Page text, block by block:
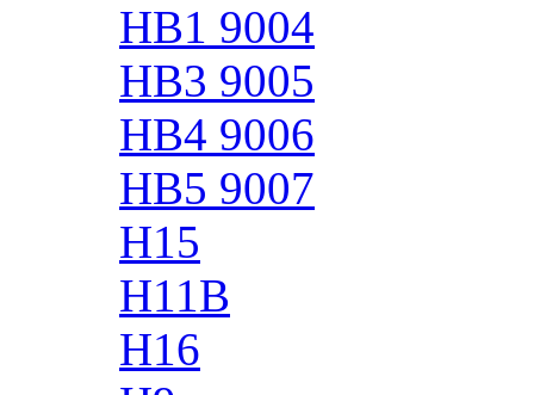
HB1 9004
HB3 9005
HB4 9006
HB5 9007
H15
H11B
H16